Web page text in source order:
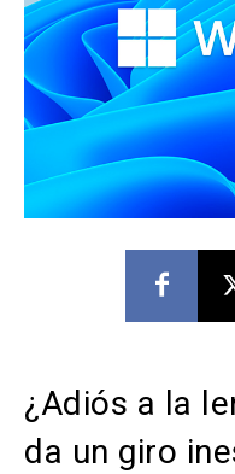
¿Adiós a la
da un giro